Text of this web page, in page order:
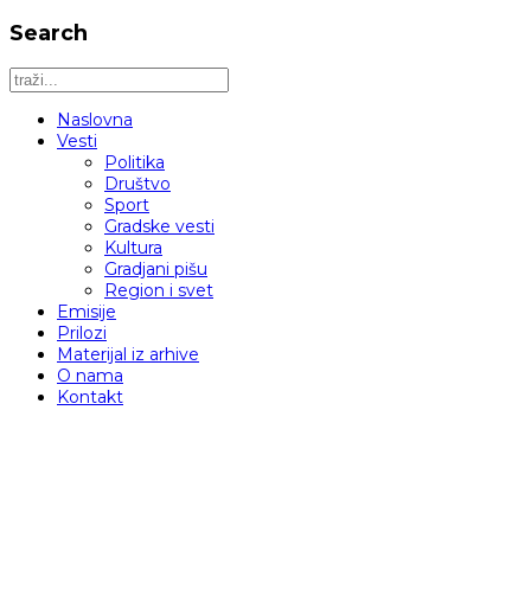
Search
Naslovna
Vesti
Politika
Društvo
Sport
Gradske vesti
Kultura
Gradjani pišu
Region i svet
Emisije
Prilozi
Materijal iz arhive
O nama
Kontakt